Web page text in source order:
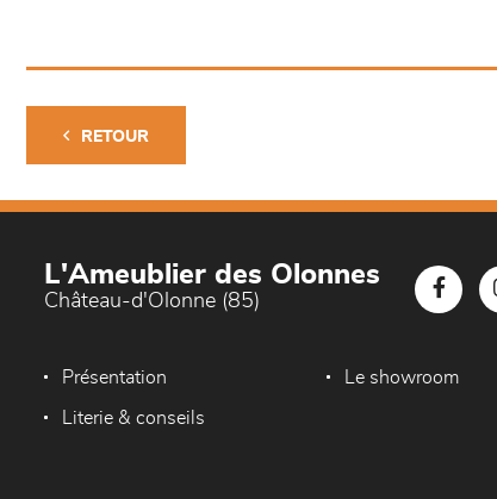
RETOUR
L'Ameublier des Olonnes
Château-d'Olonne (85)
Présentation Le showroom
Literie & conseils